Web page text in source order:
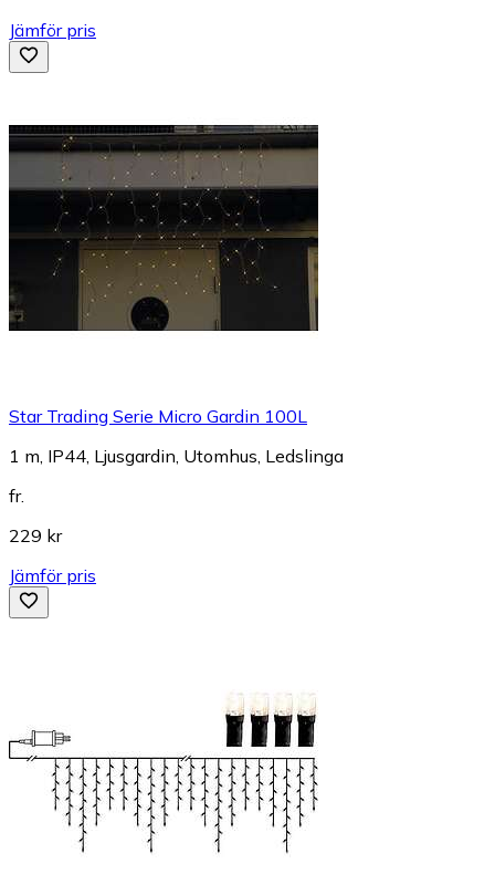
Jämför pris
Star Trading Serie Micro Gardin 100L
1 m, IP44, Ljusgardin, Utomhus, Ledslinga
fr.
229 kr
Jämför pris